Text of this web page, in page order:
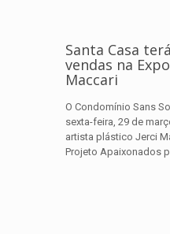
Santa Casa
vendas na
Maccari
O Condomínio Sans
sexta-feira, 29 de
artista plástico Jerci
Projeto Apaixonados